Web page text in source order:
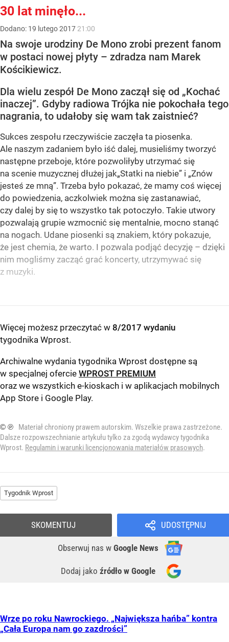
30 lat minęło...
Dodano: 19 lutego2017 21:00
Na swoje urodziny De Mono zrobi prezent fanom
w postaci nowej płyty – zdradza nam Marek
Kościkiewicz.
Dla wielu zespół De Mono zaczął się od „Kochać
inaczej”. Gdyby radiowa Trójka nie pokochała tego
nagrania, to udałoby się wam tak zaistnieć?
Sukces zespołu rzeczywiście zaczęła ta piosenka.
Ale naszym zadaniem było iść dalej, musieliśmy tworzyć
następne przeboje, które pozwoliłyby utrzymać się
na scenie muzycznej dłużej jak„Statki na niebie” i „Znów
jesteś ze mną”. Trzeba było pokazać, że mamy coś więcej
do powiedzenia, aczkolwiek można się zastanawiać,
czy dalej by się to wszystko tak potoczyło. Takie utwory
pozwalają grupie wzmocnić się mentalnie, mocno stanąć
na nogach. Udane piosenki są znakiem, który pokazuje,
że jest chemia, że warto. I pozwala podjąć decyzję – dzięki
nim mogliśmy zacząć grać koncerty, utrzymywać się
z muzyki.
Więcej możesz przeczytać w 8/2017 wydaniu
tygodnika Wprost.
Archiwalne wydania tygodnika Wprost dostępne są
w specjalnej ofercie WPROST PREMIUM
oraz we wszystkich e-kioskach i w aplikacjach mobilnych
App Store i Google Play.
© ℗
Materiał chroniony prawem autorskim. Wszelkie prawa zastrzeżone.
Dalsze rozpowszechnianie artykułu tylko za zgodą wydawcy tygodnika
Wprost. Regulamin i warunki licencjonowania materiałów prasowych.
Tygodnik Wprost
UDOSTĘPNIJ
Obserwuj nas w Google News
Dodaj jako źródło w Google
SKOMENTUJ
Wrze po roku Nawrockiego. „Największa hańba” kontra
„Cała Europa nam go zazdrości”